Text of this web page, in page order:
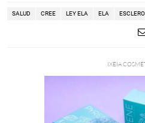
SALUD CREE LEY ELA ELA